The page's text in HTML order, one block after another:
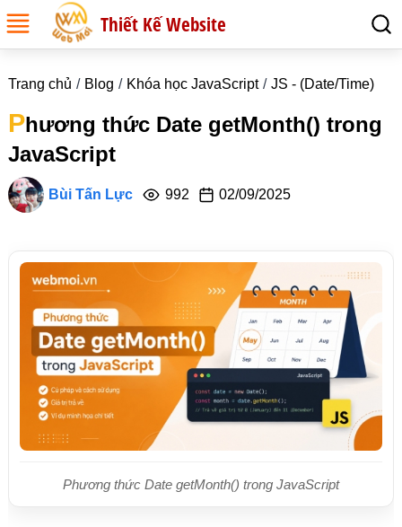
Thiết Kế Website
Trang chủ Blog Khóa học JavaScript JS - (Date/Time)
Phương thức Date getMonth() trong
JavaScript
Bùi Tấn Lực 992 02/09/2025
Phương thức Date getMonth() trong JavaScript